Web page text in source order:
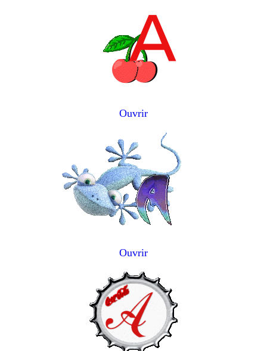
Ouvrir
Ouvrir